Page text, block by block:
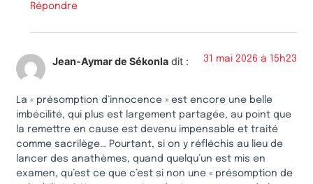
Répondre
Jean-Aymar de Sékonla dit : 31 mai 2026 à 15h23
La « présomption d’innocence » est encore une belle
imbécilité, qui plus est largement partagée, au point que
la remettre en cause est devenu impensable et traité
comme sacrilège… Pourtant, si on y réfléchis au lieu de
lancer des anathèmes, quand quelqu’un est mis en
examen, qu’est ce que c’est si non une « présomption de